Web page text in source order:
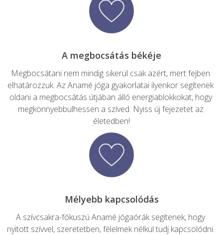
Megbocsátani nem mindig sikerül csak azért, mert fejben
elhatározzuk. Az Anamé jóga gyakorlatai ilyenkor segítenek
oldani a megbocsátás útjában álló energiablokkokat, hogy
megkönnyebbülhessen a szíved. Nyiss új fejezetet az
életedben!
A szívcsakra-fókuszú Anamé jógaórák segítenek, hogy
nyitott szívvel, szeretetben, félelmek nélkül tudj kapcsolódni.